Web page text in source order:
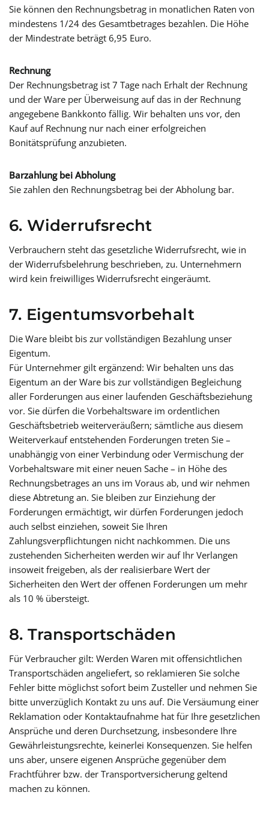
Sie können den Rechnungsbetrag in monatlichen Raten von
mindestens 1/24 des Gesamtbetrages bezahlen. Die Höhe
der Mindestrate beträgt 6,95 Euro.
Rechnung
Der Rechnungsbetrag ist 7 Tage nach Erhalt der Rechnung
und der Ware per Überweisung auf das in der Rechnung
angegebene Bankkonto fällig. Wir behalten uns vor, den
Kauf auf Rechnung nur nach einer erfolgreichen
Bonitätsprüfung anzubieten.
Barzahlung bei Abholung
Sie zahlen den Rechnungsbetrag bei der Abholung bar.
6. Widerrufsrecht
Verbrauchern steht das gesetzliche Widerrufsrecht, wie in
der Widerrufsbelehrung beschrieben, zu. Unternehmern
wird kein freiwilliges Widerrufsrecht eingeräumt.
7. Eigentumsvorbehalt
Die Ware bleibt bis zur vollständigen Bezahlung unser
Eigentum.
Für Unternehmer gilt ergänzend: Wir behalten uns das
Eigentum an der Ware bis zur vollständigen Begleichung
aller Forderungen aus einer laufenden Geschäftsbeziehung
vor. Sie dürfen die Vorbehaltsware im ordentlichen
Geschäftsbetrieb weiterveräußern; sämtliche aus diesem
Weiterverkauf entstehenden Forderungen treten Sie –
unabhängig von einer Verbindung oder Vermischung der
Vorbehaltsware mit einer neuen Sache – in Höhe des
Rechnungsbetrages an uns im Voraus ab, und wir nehmen
diese Abtretung an. Sie bleiben zur Einziehung der
Forderungen ermächtigt, wir dürfen Forderungen jedoch
auch selbst einziehen, soweit Sie Ihren
Zahlungsverpflichtungen nicht nachkommen. Die uns
zustehenden Sicherheiten werden wir auf Ihr Verlangen
insoweit freigeben, als der realisierbare Wert der
Sicherheiten den Wert der offenen Forderungen um mehr
als 10 % übersteigt.
8. Transportschäden
Für Verbraucher gilt: Werden Waren mit offensichtlichen
Transportschäden angeliefert, so reklamieren Sie solche
Fehler bitte möglichst sofort beim Zusteller und nehmen Sie
bitte unverzüglich Kontakt zu uns auf. Die Versäumung einer
Reklamation oder Kontaktaufnahme hat für Ihre gesetzlichen
Ansprüche und deren Durchsetzung, insbesondere Ihre
Gewährleistungsrechte, keinerlei Konsequenzen. Sie helfen
uns aber, unsere eigenen Ansprüche gegenüber dem
Frachtführer bzw. der Transportversicherung geltend
machen zu können.